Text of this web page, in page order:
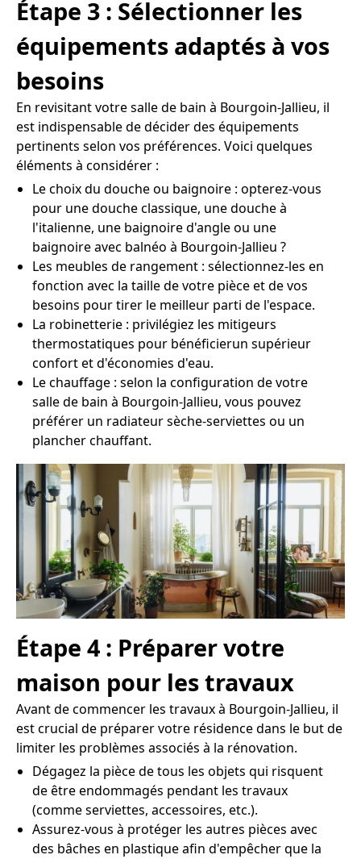
Étape 3 : Sélectionner les
équipements adaptés à vos
besoins
En revisitant votre salle de bain à Bourgoin-Jallieu, il
est indispensable de décider des équipements
pertinents selon vos préférences. Voici quelques
éléments à considérer :
Le choix du douche ou baignoire : opterez-vous
pour une douche classique, une douche à
l'italienne, une baignoire d'angle ou une
baignoire avec balnéo à Bourgoin-Jallieu ?
Les meubles de rangement : sélectionnez-les en
fonction avec la taille de votre pièce et de vos
besoins pour tirer le meilleur parti de l'espace.
La robinetterie : privilégiez les mitigeurs
thermostatiques pour bénéficierun supérieur
confort et d'économies d'eau.
Le chauffage : selon la configuration de votre
salle de bain à Bourgoin-Jallieu, vous pouvez
préférer un radiateur sèche-serviettes ou un
plancher chauffant.
Étape 4 : Préparer votre
maison pour les travaux
Avant de commencer les travaux à Bourgoin-Jallieu, il
est crucial de préparer votre résidence dans le but de
limiter les problèmes associés à la rénovation.
Dégagez la pièce de tous les objets qui risquent
de être endommagés pendant les travaux
(comme serviettes, accessoires, etc.).
Assurez-vous à protéger les autres pièces avec
des bâches en plastique afin d'empêcher que la